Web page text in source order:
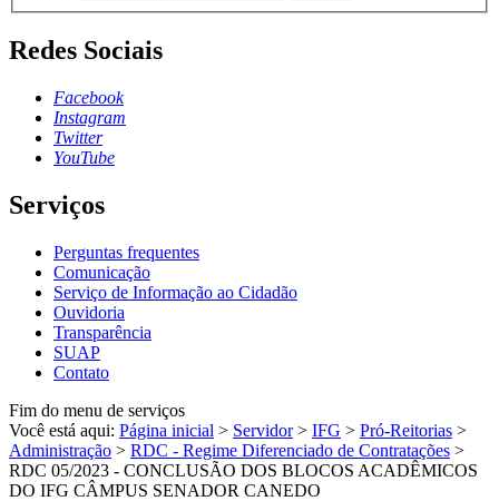
Redes Sociais
Facebook
Instagram
Twitter
YouTube
Serviços
Perguntas frequentes
Comunicação
Serviço de Informação ao Cidadão
Ouvidoria
Transparência
SUAP
Contato
Fim do menu de serviços
Você está aqui: Página inicial > Servidor > IFG > Pró-Reitorias >
Administração > RDC - Regime Diferenciado de Contratações >
RDC 05/2023 - CONCLUSÃO DOS BLOCOS ACADÊMICOS
DO IFG CÂMPUS SENADOR CANEDO